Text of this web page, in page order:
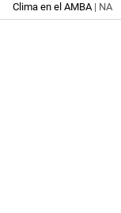
Clima en el AMBA | NA